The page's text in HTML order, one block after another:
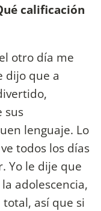
calificación
otro día me
dijo que a
sus
lenguaje. Lo
todos los días
Yo le dije que
adolescencia,
así que si